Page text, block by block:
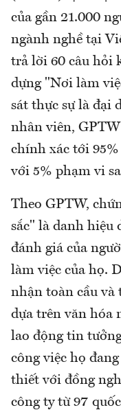
của gần 21.000
ngành nghề tại
trả lời 60 câu hỏi
dựng "Nơi làm
sát thực sự là đại
nhân viên,
chính xác tới
với 5% phạm vi
Theo GPTW,
sắc" là danh hiệu
đánh giá của
làm việc của họ.
nhận toàn cầu và
dựa trên văn hóa
lao động tin
công việc họ
thiết với đồng
công ty từ 97